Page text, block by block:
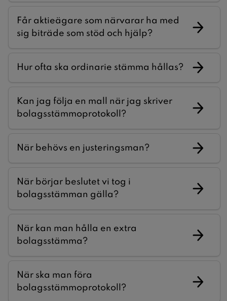
Får aktieägare som närvarar ha med
sig biträde som stöd och hjälp?
Hur ofta ska ordinarie stämma hållas?
Kan jag följa en mall när jag skriver
bolagsstämmoprotokoll?
När behövs en justeringsman?
När börjar beslutet vi tog i
bolagsstämman gälla?
När kan man hålla en extra
bolagsstämma?
När ska man föra
bolagsstämmoprotokoll?